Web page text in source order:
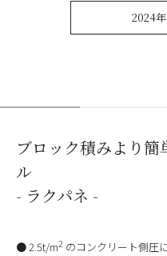
2024
ブロック積みより
ル
- ラクパネ -
● 2.5t/m2 のコンクリート側圧